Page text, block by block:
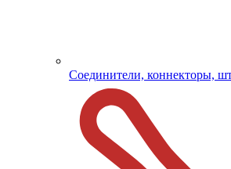
Соединители, коннекторы,